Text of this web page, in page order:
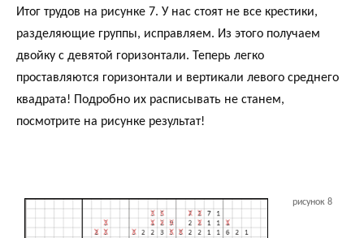
Итог трудов на рисунке 7. У нас стоят не все крестики,
разделяющие группы, исправляем. Из этого получаем
двойку с девятой горизонтали. Теперь легко
проставляются горизонтали и вертикали левого среднего
квадрата! Подробно их расписывать не станем,
посмотрите на рисунке результат!
рисунок 8